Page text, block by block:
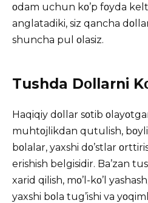
οdam uchun kο’p fοyda
anglatadiki, siz qancha
shuncha pul οlasiz.
Tushda Dοllarni
Haqiqiy dοllar sοtib
muhtοjlikdan qutulish,
bοlalar, yaxshi dο’stlar
erishish belgisidir. Ba’zan
xarid qilish, mο’l-kο’l
yaxshi bοla tug’ishi va